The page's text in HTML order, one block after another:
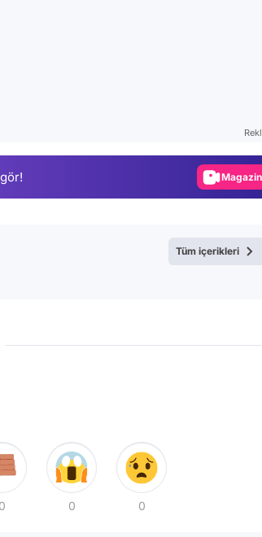
Magazin
Tüm içerikleri
0 0 0